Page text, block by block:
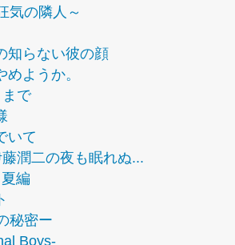
気の隣人～
らない彼の顔
ようか。
で
いて
潤二の夜も眠れぬ...
編
秘密ー
Boys-